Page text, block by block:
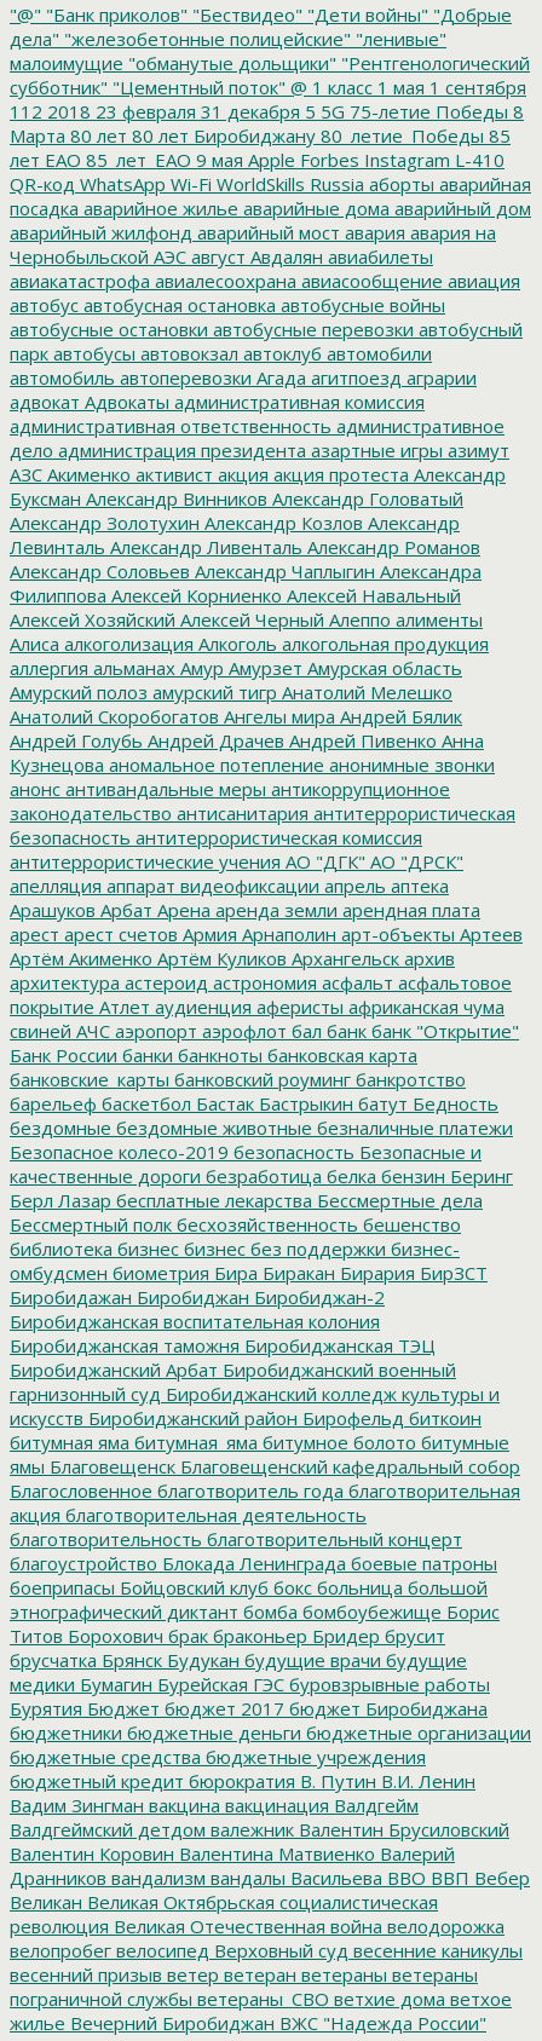
"@" "Банк приколов" "Бествидео" "Дети войны" "Добрые
дела" "железобетонные полицейские" "ленивые"
малоимущие "обманутые дольщики" "Рентгенологический
субботник" "Цементный поток" @ 1 класс 1 мая 1 сентября
112 2018 23 февраля 31 декабря 5 5G 75-летие Победы 8
Марта 80 лет 80 лет Биробиджану 80_летие_Победы 85
лет ЕАО 85_лет_ЕАО 9 мая Apple Forbes Instagram L-410
QR-код WhatsApp Wi-Fi WorldSkills Russia аборты аварийная
посадка аварийное жилье аварийные дома аварийный дом
аварийный жилфонд аварийный мост авария авария на
Чернобыльской АЭС август Авдалян авиабилеты
авиакатастрофа авиалесоохрана авиасообщение авиация
автобус автобусная остановка автобусные войны
автобусные остановки автобусные перевозки автобусный
парк автобусы автовокзал автоклуб автомобили
автомобиль автоперевозки Агада агитпоезд аграрии
адвокат Адвокаты административная комиссия
административная ответственность административное
дело администрация президента азартные игры азимут
АЗС Акименко активист акция акция протеста Александр
Буксман Александр Винников Александр Головатый
Александр Золотухин Александр Козлов Александр
Левинталь Александр Ливенталь Александр Романов
Александр Соловьев Александр Чаплыгин Александра
Филиппова Алексей Корниенко Алексей Навальный
Алексей Хозяйский Алексей Черный Алеппо алименты
Алиса алкоголизация Алкоголь алкогольная продукция
аллергия альманах Амур Амурзет Амурская область
Амурский полоз амурский тигр Анатолий Мелешко
Анатолий Скоробогатов Ангелы мира Андрей Бялик
Андрей Голубь Андрей Драчев Андрей Пивенко Анна
Кузнецова аномальное потепление анонимные звонки
анонс антивандальные меры антикоррупционное
законодательство антисанитария антитеррористическая
безопасность антитеррористическая комиссия
антитеррористические учения АО "ДГК" АО "ДРСК"
апелляция аппарат видеофиксации апрель аптека
Арашуков Арбат Арена аренда земли арендная плата
арест арест счетов Армия Арнаполин арт-объекты Артеев
Артём Акименко Артём Куликов Архангельск архив
архитектура астероид астрономия асфальт асфальтовое
покрытие Атлет аудиенция аферисты африканская чума
свиней АЧС аэропорт аэрофлот бал банк банк "Открытие"
Банк России банки банкноты банковская карта
банковские_карты банковский роуминг банкротство
барельеф баскетбол Бастак Бастрыкин батут Бедность
бездомные бездомные животные безналичные платежи
Безопасное колесо-2019 безопасность Безопасные и
качественные дороги безработица белка бензин Беринг
Берл Лазар бесплатные лекарства Бессмертные дела
Бессмертный полк бесхозяйственность бешенство
библиотека бизнес бизнес без поддержки бизнес-
омбудсмен биометрия Бира Биракан Бирария БирЗСТ
Биробидажан Биробиджан Биробиджан-2
Биробиджанская воспитательная колония
Биробиджанская таможня Биробиджанская ТЭЦ
Биробиджанский Арбат Биробиджанский военный
гарнизонный суд Биробиджанский колледж культуры и
искусств Биробиджанский район Бирофельд биткоин
битумная яма битумная_яма битумное болото битумные
ямы Благовещенск Благовещенский кафедральный собор
Благословенное благотворитель года благотворительная
акция благотворительная деятельность
благотворительность благотворительный концерт
благоустройство Блокада Ленинграда боевые патроны
боеприпасы Бойцовский клуб бокс больница большой
этнографический диктант бомба бомбоубежище Борис
Титов Борохович брак браконьер Бридер брусит
брусчатка Брянск Будукан будущие врачи будущие
медики Бумагин Бурейская ГЭС буровзрывные работы
Бурятия Бюджет бюджет 2017 бюджет Биробиджана
бюджетники бюджетные деньги бюджетные организации
бюджетные средства бюджетные учреждения
бюджетный кредит бюрократия В. Путин В.И. Ленин
Вадим Зингман вакцина вакцинация Валдгейм
Валдгеймский детдом валежник Валентин Брусиловский
Валентин Коровин Валентина Матвиенко Валерий
Дранников вандализм вандалы Васильева ВВО ВВП Вебер
Великан Великая Октябрьская социалистическая
революция Великая Отечественная война велодорожка
велопробег велосипед Верховный суд весенние каникулы
весенний призыв ветер ветеран ветераны ветераны
пограничной службы ветераны_СВО ветхие дома ветхое
жилье Вечерний Биробиджан ВЖС "Надежда России"